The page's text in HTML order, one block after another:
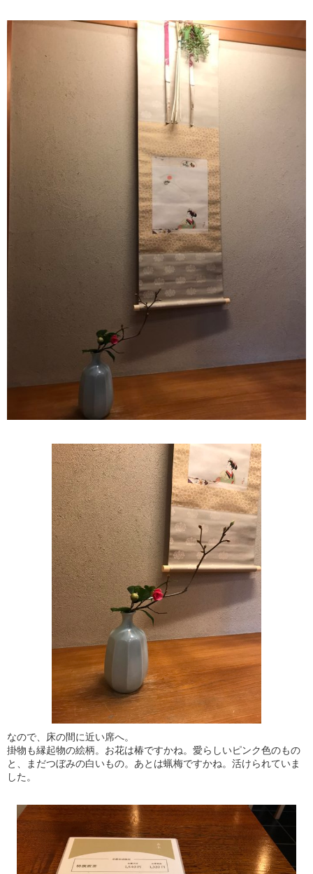
なので、床の間に近い席へ。
掛物も縁起物の絵柄。お花は椿ですかね。愛らしいピンク色のもの
と、まだつぼみの白いもの。あとは蝋梅ですかね。活けられていま
した。